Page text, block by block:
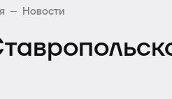
Новости